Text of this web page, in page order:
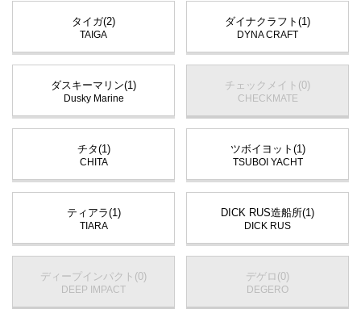
タイガ(2)
TAIGA
ダイナクラフト(1)
DYNA CRAFT
ダスキーマリン(1)
Dusky Marine
チェックメイト(0)
CHECKMATE
チタ(1)
CHITA
ツボイヨット(1)
TSUBOI YACHT
ティアラ(1)
TIARA
DICK RUS造船所(1)
DICK RUS
ディープインパクト(0)
DEEP IMPACT
デゲロ(0)
DEGERO